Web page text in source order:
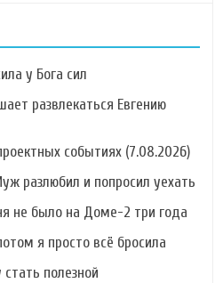
у Бога сил
развлекаться Евгению
событиях (7.08.2026)
разлюбил и попросил уехать
не было на Доме-2 три года
я просто всё бросила
полезной